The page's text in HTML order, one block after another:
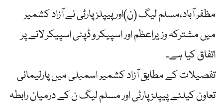
مظفر آباد،مسلم لیگ (ن)اور پیپلزپارٹی نے آزاد کشمیر
میں مشترکہ وزیراعظم اور اسپیکر و ڈپٹی اسپیکر لانے پر
اتفاق کیا ہے۔
تفصیلات کے مطابق آزاد کشمیر اسمبلی میں پارلیمانی
تعاون کیلئے پیپلز پارٹی اور مسلم لیگ ن کے درمیان رابطہ